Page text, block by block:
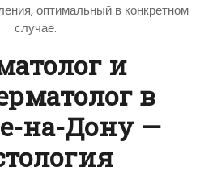
оптимальный в конкретном
случае.
и
в
на-Дону —